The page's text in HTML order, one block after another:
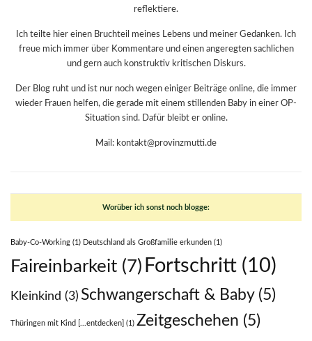
reflektiere.
Ich teilte hier einen Bruchteil meines Lebens und meiner Gedanken. Ich
freue mich immer über Kommentare und einen angeregten sachlichen
und gern auch konstruktiv kritischen Diskurs.
Der Blog ruht und ist nur noch wegen einiger Beiträge online, die immer
wieder Frauen helfen, die gerade mit einem stillenden Baby in einer OP-
Situation sind. Dafür bleibt er online.
Mail: kontakt@provinzmutti.de
Worüber ich sonst noch blogge:
Baby-Co-Working (1) Deutschland als Großfamilie erkunden (1)
Faireinbarkeit (7) Fortschritt (10)
Kleinkind (3) Schwangerschaft & Baby(5)
Thüringen mit Kind [...entdecken] (1) Zeitgeschehen (5)